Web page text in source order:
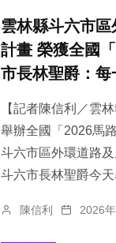
雲林縣斗六市
計畫 榮獲全國
市長林聖爵：每
【記者陳信利／雲
舉辦全國「2026馬
斗六市區外環道路
斗六市長林聖爵今
陳信利 2026